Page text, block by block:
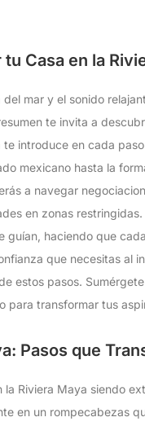
Casa en la
mar y el sonido
te invita a
introduce en cada
mexicano hasta la
a navegar
en zonas
haciendo que
que necesitas al
estos pasos.
para transformar tus
Pasos que
Riviera Maya siendo
en un rompecabezas